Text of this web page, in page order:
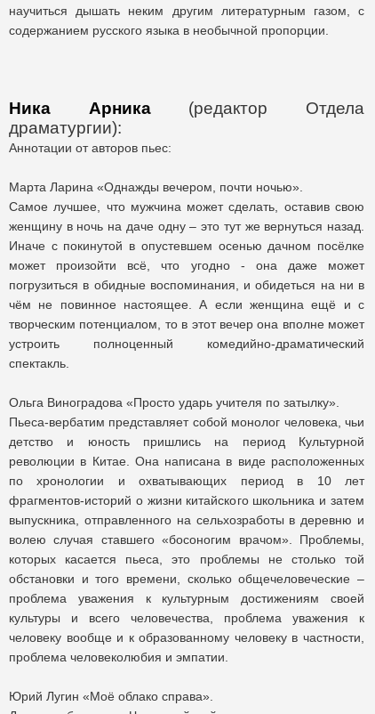
научиться дышать неким другим литературным газом, с
содержанием русского языка в необычной пропорции.
Ника Арника(редактор Отдела
драматургии):
Аннотации от авторов пьес:
Марта Ларина «Однажды вечером, почти ночью».
Самое лучшее, что мужчина может сделать, оставив свою
женщину в ночь на даче одну – это тут же вернуться назад.
Иначе с покинутой в опустевшем осенью дачном посёлке
может произойти всё, что угодно - она даже может
погрузиться в обидные воспоминания, и обидеться на ни в
чём не повинное настоящее. А если женщина ещё и с
творческим потенциалом, то в этот вечер она вполне может
устроить полноценный комедийно-драматический
спектакль.
Ольга Виноградова «Просто ударь учителя по затылку».
Пьеса-вербатим представляет собой монолог человека, чьи
детство и юность пришлись на период Культурной
революции в Китае. Она написана в виде расположенных
по хронологии и охватывающих период в 10 лет
фрагментов-историй о жизни китайского школьника и затем
выпускника, отправленного на сельхозработы в деревню и
волею случая ставшего «босоногим врачом». Проблемы,
которых касается пьеса, это проблемы не столько той
обстановки и того времени, сколько общечеловеческие –
проблема уважения к культурным достижениям своей
культуры и всего человечества, проблема уважения к
человеку вообще и к образованному человеку в частности,
проблема человеколюбия и эмпатии.
Юрий Лугин «Моё облако справа».